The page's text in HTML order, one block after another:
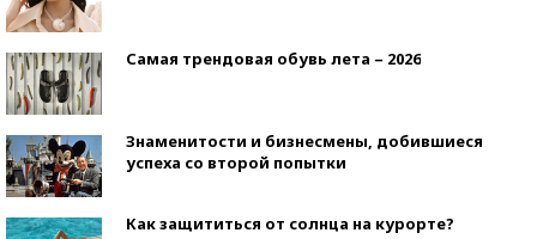
Самая трендовая обувь лета – 2026
Знаменитости и бизнесмены, добившиеся
успеха со второй попытки
Как защититься от солнца на курорте?